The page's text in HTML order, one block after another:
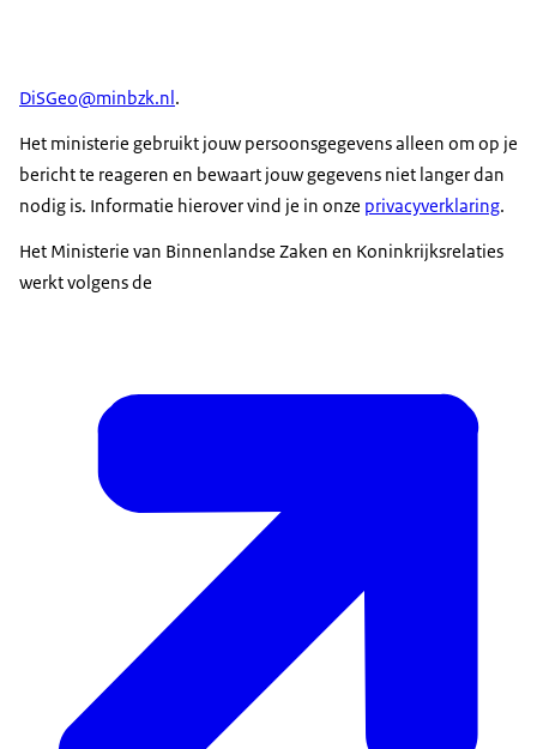
DiSGeo@minbzk.nl.
Het ministerie gebruikt jouw persoonsgegevens alleen om op je
bericht te reageren en bewaart jouw gegevens niet langer dan
nodig is. Informatie hierover vind je in onze privacyverklaring.
Het Ministerie van Binnenlandse Zaken en Koninkrijksrelaties
werkt volgens de